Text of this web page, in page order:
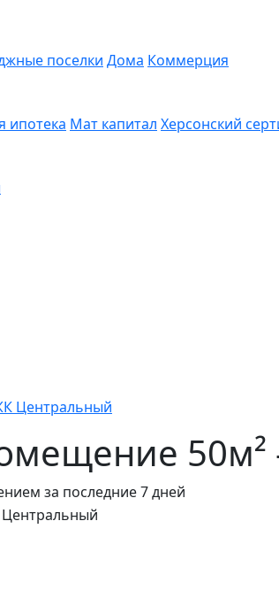
поселки Дома Коммерция
ипотека Мат капитал Херсонский
Центральный
50м²
за последние 7 дней